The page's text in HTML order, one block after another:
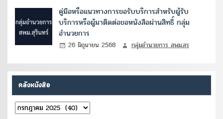
คู่มือหรือแนวทางการขอรับบริการสำหรับผู้รับ
บริการหรือผู้มาติดต่อขอหนังสือผ่านสิทธิ์ กลุ่ม
อำนวยการ
26 มิถุนายน 2568 กลุ่มอำนวยการ สพม.สร
คลังหนังสือ
คลัง
หนังสือ